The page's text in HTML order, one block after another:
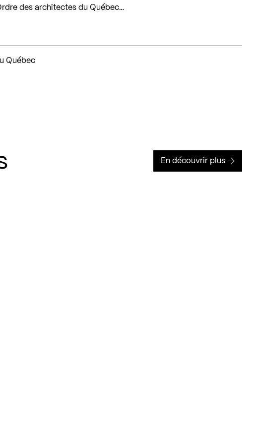
des architectes du Québec…
Québec
En découvrir plus